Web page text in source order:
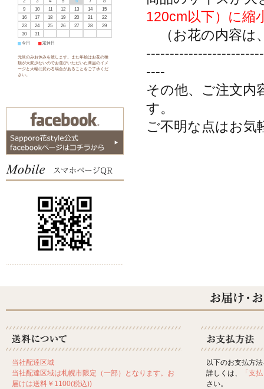
120cm以下）に縮
（お花の内容は
----
その他、ご注文内
す。
ご不明な点はお気
9
10 11 12 13 14
15
16
17 18 19 20 21
22
23
24 25 26 27 28
29
30
31
■ 今日 ■ 定休日
元旦のみお休みを致します。また年始はお花の種
類が大変少ないのでお選びいただいた商品のイメ
ージと大幅に変わる場合があることをご了承くだ
さい。
当社配達区域
当社配達区域は札幌市限定（一部）となります。お
届けは送料￥1100(税込))
以下のお支払方
詳しくは、
「支
さい。